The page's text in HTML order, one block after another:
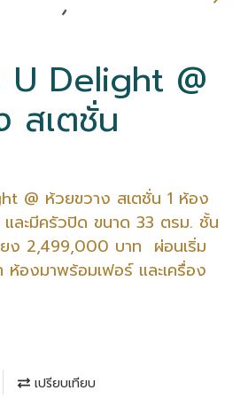
U Delight @
สเตชั่น
@ ห้วยขวาง สเตชั่น ️1 ห้อง
ละมีครัวปิด ️ขนาด 33 ตรม. ชั้น
ยง 2,499,000 บาท ผ่อนเริ่ม
องมาพร้อมเฟอร์ และเครื่อง
เปรียบเทียบ